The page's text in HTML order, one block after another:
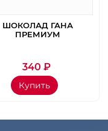
ШОКОЛАД ГАНА
ПРЕМИУМ
340 ₽
Купить